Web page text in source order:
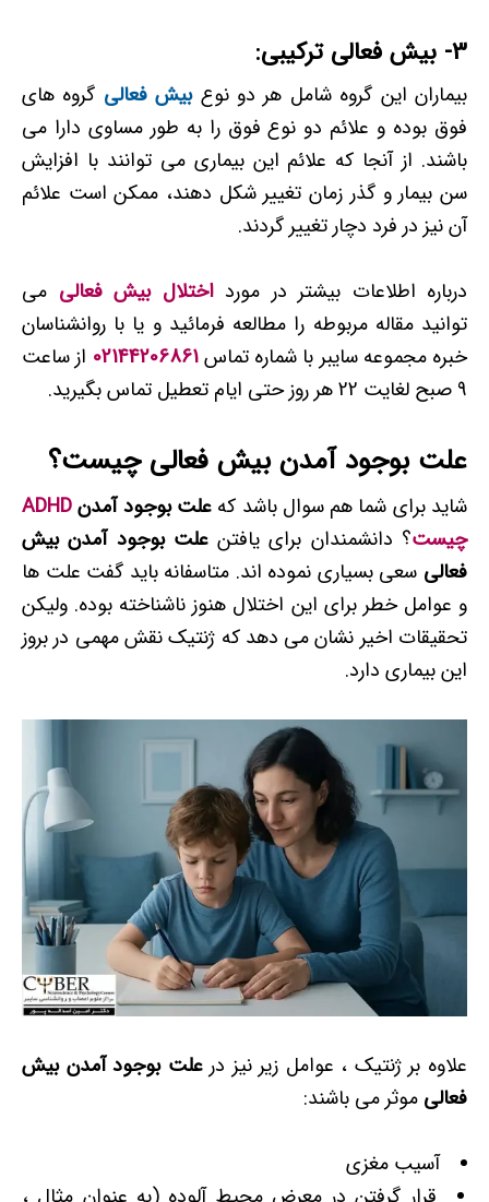
3- بیش فعالی ترکیبی:
بیماران این گروه شامل هر دو نوعبیش فعالی گروه های
فوق بوده و علائم دو نوع فوق را به طور مساوی دارا می
باشند. از آنجا که علائم این بیماری می توانند با افزایش
سن بیمار و گذر زمان تغییر شکل دهند، ممکن است علائم
آن نیز در فرد دچار تغییر گردند.
درباره اطلاعات بیشتر در مورد اختلال بیش فعالی می
توانید مقاله مربوطه را مطالعه فرمائید و یا با روانشناسان
خبره مجموعه سایبر با شماره تماس02144206861 از ساعت
9 صبح لغایت 22 هر روز حتی ایام تعطیل تماس بگیرید.
علت بوجود آمدن بیش فعالی چیست؟
شاید برای شما هم سوال باشد کهعلت بوجود آمدنADHD
چیست؟ دانشمندان برای یافتنعلت بوجود آمدن بیش
فعالی سعی بسیاری نموده اند. متاسفانه باید گفت علت ها
و عوامل خطر برای این اختلال هنوز ناشناخته بوده. ولیکن
تحقیقات اخیر نشان می دهد که ژنتیک نقش مهمی در بروز
این بیماری دارد.
علاوه بر ژنتیک ، عوامل زیر نیز درعلت بوجود آمدن بیش
فعالی موثر می باشند:
آسیب مغزی